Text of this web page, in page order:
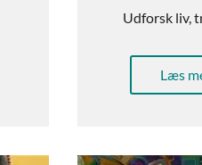
Udforsk liv,
Læs